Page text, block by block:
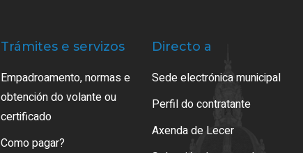
Trámites e servizos
Empadroamento, normas e
obtención do volante ou
certificado
Como pagar?
Directo a
Sede electrónica municipal
Perfil do contratante
Axenda de Lecer